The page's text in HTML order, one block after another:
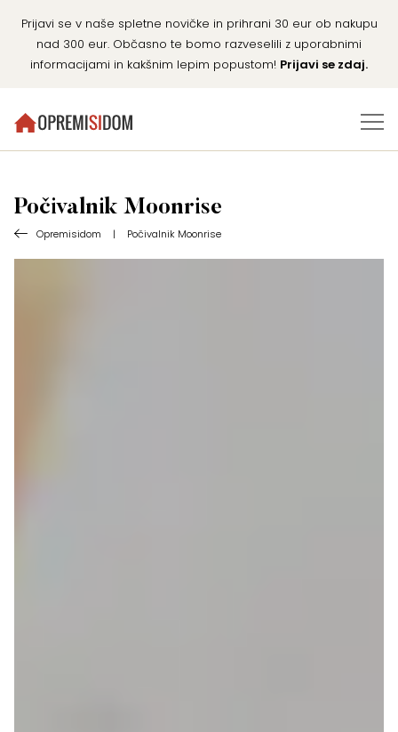
Prijavi se v naše spletne novičke in prihrani 30 eur ob nakupu
nad 300 eur. Občasno te bomo razveselili z uporabnimi
informacijami in kakšnim lepim popustom! Prijavi se zdaj.
Počivalnik Moonrise
Opremisidom | Počivalnik Moonrise